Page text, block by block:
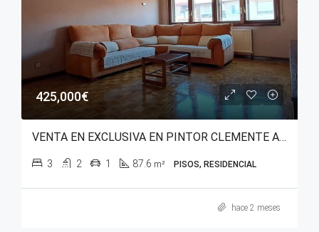
425,000€
VENTA EN EXCLUSIVA EN PINTOR CLEMENTE ARRAIZ
3 2 1 87.6 m² PISOS, RESIDENCIAL
hace 2 meses